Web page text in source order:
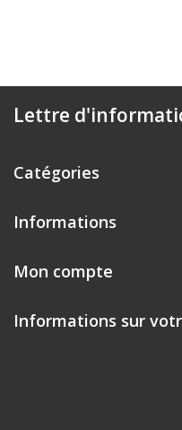
Lettre
Catégories
Informations
Mon compte
Informations sur